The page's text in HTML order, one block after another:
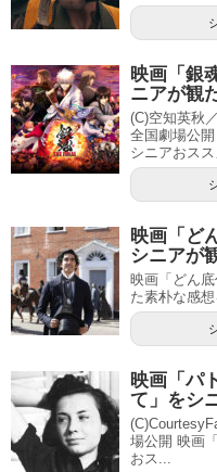
映画「
ニアが観
(C)空知英秋
全国劇場公
シニアおスス
映画「ど
シニアが
映画「どん
た素朴な感
映画「パ
て」をシ
場公開 映画
おス...